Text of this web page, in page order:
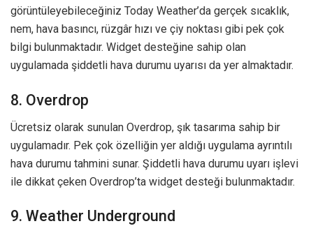
görüntüleyebileceğiniz Today Weather’da gerçek sıcaklık,
nem, hava basıncı, rüzgâr hızı ve çiy noktası gibi pek çok
bilgi bulunmaktadır. Widget desteğine sahip olan
uygulamada şiddetli hava durumu uyarısı da yer almaktadır.
8. Overdrop
Ücretsiz olarak sunulan Overdrop, şık tasarıma sahip bir
uygulamadır. Pek çok özelliğin yer aldığı uygulama ayrıntılı
hava durumu tahmini sunar. Şiddetli hava durumu uyarı işlevi
ile dikkat çeken Overdrop’ta widget desteği bulunmaktadır.
9. Weather Underground